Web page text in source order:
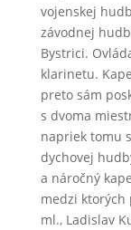
vojenskej
závodnej
Bystrici.
klarinetu.
preto sám
s dvoma
napriek tomu
dychovej
a náročný
medzi ktorých
ml., Ladislav